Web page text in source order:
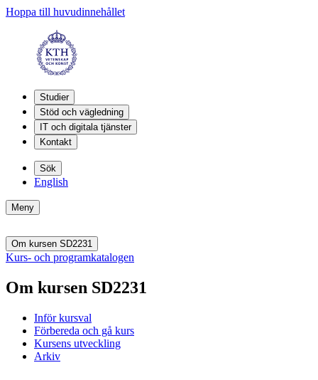
Hoppa till huvudinnehållet
Studier
Stöd och vägledning
IT och digitala tjänster
Kontakt
Sök
English
Meny
Om kursen SD2231
Kurs- och programkatalogen
Om kursen SD2231
Inför kursval
Förbereda och gå kurs
Kursens utveckling
Arkiv